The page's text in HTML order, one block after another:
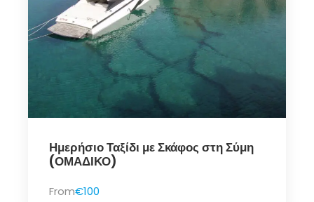
Ημερήσιο Ταξίδι με Σκάφος στη Σύμη
(ΟΜΑΔΙΚΟ)
From€100